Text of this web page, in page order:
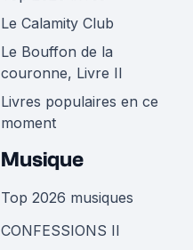
Le Calamity Club
Le Bouffon de la
couronne, Livre II
Livres populaires en ce
moment
Musique
Top 2026 musiques
CONFESSIONS II